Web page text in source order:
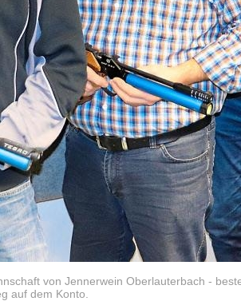
von Jennerwein Oberlauterbach -
auf dem Konto.